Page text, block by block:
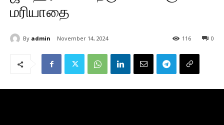
மரியாதை
By admin November 14, 2024 0
116